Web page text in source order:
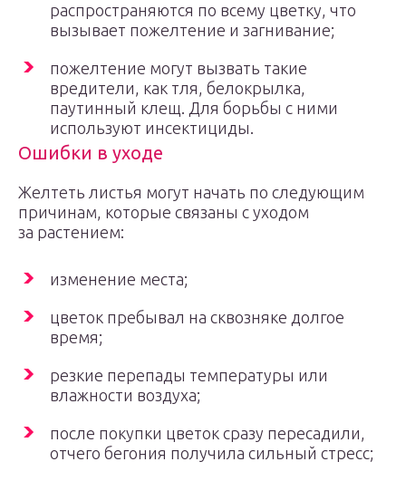
распространяются по всему цветку, что
вызывает пожелтение и загнивание;
пожелтение могут вызвать такие
вредители, как тля, белокрылка,
паутинный клещ. Для борьбы с ними
используют инсектициды.
Ошибки в уходе
Желтеть листья могут начать по следующим
причинам, которые связаны с уходом
за растением:
изменение места;
цветок пребывал на сквозняке долгое
время;
резкие перепады температуры или
влажности воздуха;
после покупки цветок сразу пересадили,
отчего бегония получила сильный стресс;